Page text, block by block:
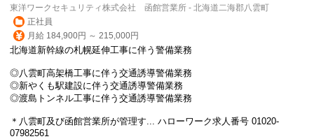
東洋ワークセキュリティ株式会社 函館営業所 - 北海道二海郡八雲町
正社員
月給 184,900円 ～ 215,000円
北海道新幹線の札幌延伸工事に伴う警備業務
◎八雲町高架橋工事に伴う交通誘導警備業務
◎新やくも駅建設に伴う交通誘導警備業務
◎渡島トンネル工事に伴う交通誘導警備業務
＊八雲町及び函館営業所が管理す... ハローワーク求人番号 01020-
07982561